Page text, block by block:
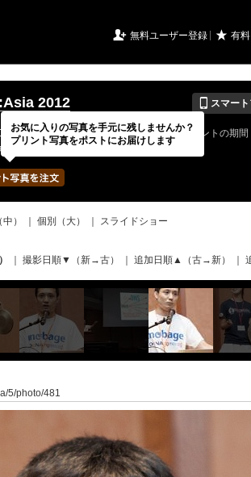
 無料ユーザー登録 ★ 有
2012 📱 スマー
/ 09 / 28 公開終了日 無期限 イベントの期間
さん 写真の枚数 552 / 2000枚
） 個別（大）
スライドショー
撮影日順▼（新→古） 追加日順▲（古→新）
5/photo/481
お気に入りの写真を手元に残しませんか？
プリント写真をポストにお届けします